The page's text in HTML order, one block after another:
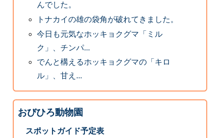
んでした。
トナカイの雄の袋角が破れてきました。
今日も元気なホッキョクグマ「ミル
ク」、チンパ...
でんと構えるホッキョクグマの「キロ
ル」、甘え...
おびひろ動物園
スポットガイド予定表